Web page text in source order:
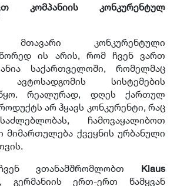
კომპანიის კონკურენტულ
მთავარი კონკურენტული
ის არის, რომ ჩვენ ვართ
საქართველოში, რომელმაც
ავტოსადგომის სისტემების
რეალურად, დღეს ქართულ
არ ჰყავს კონკურენტი, რაც
ჩამოვაყალიბოთ
ქვეყნის ურბანული
ვთანამშრომლობთ Klaus
გერმანიის ერთ-ერთ წამყვან